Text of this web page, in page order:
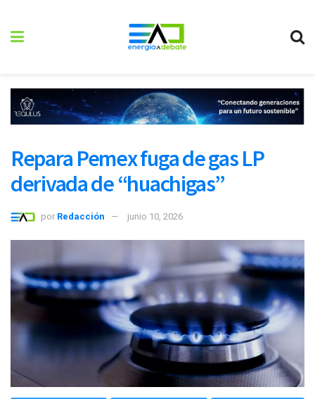
Repara Pemex fuga de gas LP
derivada de “huachigas”
por Redacción junio 10, 2026